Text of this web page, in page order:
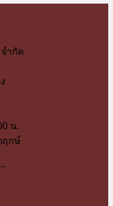
ำกัด
น.
ฤกษ์